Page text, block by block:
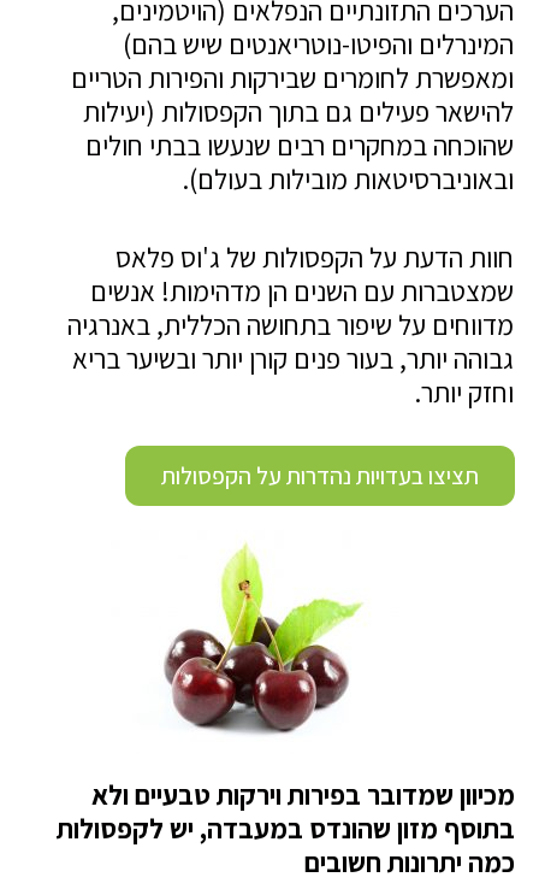
הערכים התזונתיים הנפלאים (הויטמינים,
המינרלים והפיטו-נוטריאנטים שיש בהם)
ומאפשרת לחומרים שבירקות והפירות הטריים
להישאר פעילים גם בתוך הקפסולות (יעילות
שהוכחה במחקרים רבים שנעשו בבתי חולים
ובאוניברסיטאות מובילות בעולם).
חוות הדעת על הקפסולות של ג'וס פלאס
שמצטברות עם השנים הן מדהימות! אנשים
מדווחים על שיפור בתחושה הכללית, באנרגיה
גבוהה יותר, בעור פנים קורן יותר ובשיער בריא
וחזק יותר.
תציצו בעדויות נהדרות על הקפסולות
מכיוון שמדובר בפירות וירקות טבעיים ולא
בתוסף מזון שהונדס במעבדה, יש לקפסולות
כמה יתרונות חשובים